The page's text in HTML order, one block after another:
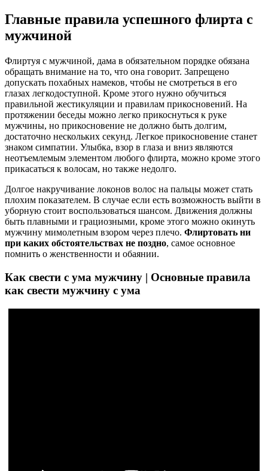
Главные правила успешного флирта с
мужчиной
Флиртуя с мужчиной, дама в обязательном порядке обязана
обращать внимание на то, что она говорит. Запрещено
допускать похабных намеков, чтобы не смотреться в его
глазах легкодоступной. Кроме этого нужно обучиться
правильной жестикуляции и правилам прикосновений. На
протяжении беседы можно легко прикоснуться к руке
мужчины, но прикосновение не должно быть долгим,
достаточно нескольких секунд. Легкое прикосновение станет
знаком симпатии. Улыбка, взор в глаза и вниз являются
неотъемлемым элементом любого флирта, можно кроме этого
прикасаться к волосам, но также недолго.
Долгое накручивание локонов волос на пальцы может стать
плохим показателем. В случае если есть возможность выйти в
уборную стоит воспользоваться шансом. Движения должны
быть плавными и грациозными, кроме этого можно окинуть
мужчину мимолетным взором через плечо. Флиртовать ни
при каких обстоятельствах не поздно, самое основное
помнить о женственности и обаянии.
Как свести с ума мужчину | Основные правила
как свести мужчину с ума